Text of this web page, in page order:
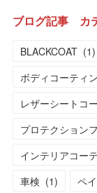
ブログ記事 カ
BLACKCOAT (1)
ボディコーティ
レザーシートコ
プロテクション
インテリアコー
車検 (1) ペ